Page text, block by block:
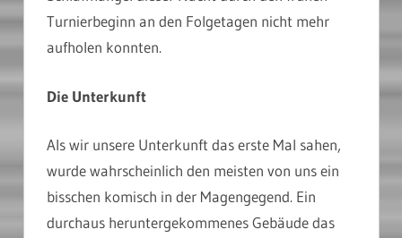
Turnierbeginn an den Folgetagen nicht mehr
aufholen konnten.
Die Unterkunft
Als wir unsere Unterkunft das erste Mal sahen,
wurde wahrscheinlich den meisten von uns ein
bisschen komisch in der Magengegend. Ein
durchaus heruntergekommenes Gebäude das